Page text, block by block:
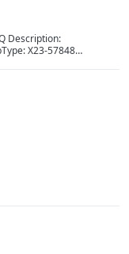
Description:
X23-57848